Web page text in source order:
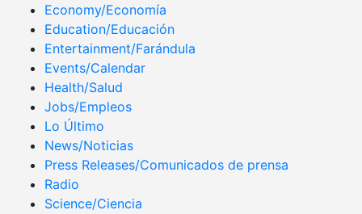
Economy/Economía
Education/Educación
Entertainment/Farándula
Events/Calendar
Health/Salud
Jobs/Empleos
Lo Último
News/Noticias
Press Releases/Comunicados de prensa
Radio
Science/Ciencia